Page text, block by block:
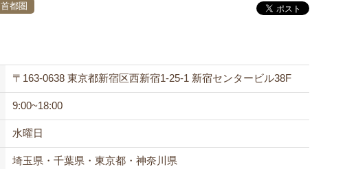
首都圏
〒163-0638 東京都新宿区西新宿1-25-1 新宿センタービル38F
9:00~18:00
水曜日
埼玉県・千葉県・東京都・神奈川県